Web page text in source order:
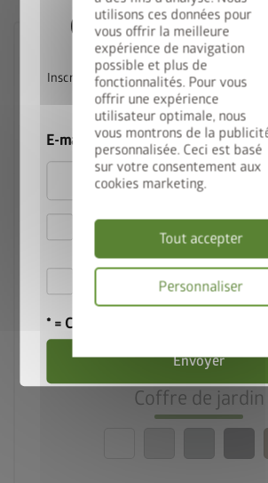
utilisons ces données pour
vous offrir la meilleure
expérience de navigation
possible et plus de
fonctionnalités. Pour vous
offrir une expérience
utilisateur optimale, nous
vous montrons de la
personnalisée. Ceci est basé
sur votre consentement aux
cookies marketing.
Tout accepter
Personnaliser
Coffre de jardin
palette
5 variations de
deployed_code
lock_person
Meilleures normes de
calendar_month
garantie de 20 ans
Gagnez une
Inscrivez-vous dès maintenant à notre
participer automatiquement au
E-mail
Je déclare accepter les
matière de confidentialité
Par la présente, j'accepte les
de participation au concours
* = Champ obligatoire
Envoyer